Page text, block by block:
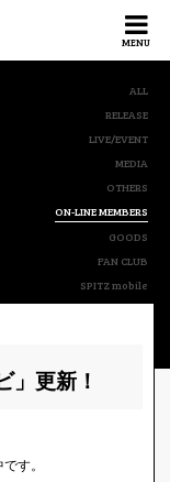
MENU
ALL
RELEASE
LIVE/EVENT
MEDIA
OTHERS
ON-LINE MEMBERS
GOODS
FAN CLUB
SPITZ mobile
」更新！
す。